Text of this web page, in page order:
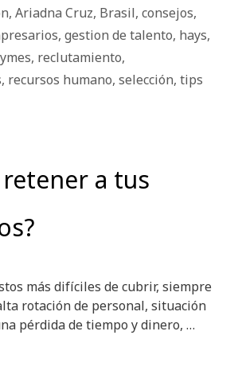
, Ariadna Cruz, Brasil, consejos,
, gestion de talento, hays,
, reclutamiento,
, recursos humano, selección, tips
a tus
más difíciles de cubrir, siempre
rotación de personal, situación
pérdida de tiempo y dinero, …